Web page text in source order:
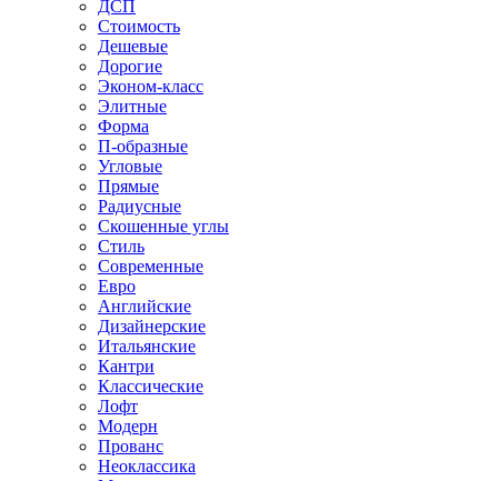
ДСП
Стоимость
Дешевые
Дорогие
Эконом-класс
Элитные
Форма
П-образные
Угловые
Прямые
Радиусные
Скошенные углы
Стиль
Современные
Евро
Английские
Дизайнерские
Итальянские
Кантри
Классические
Лофт
Модерн
Прованс
Неоклассика